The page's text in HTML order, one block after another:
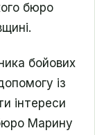
бюро
бойових
із
інтереси
Марину